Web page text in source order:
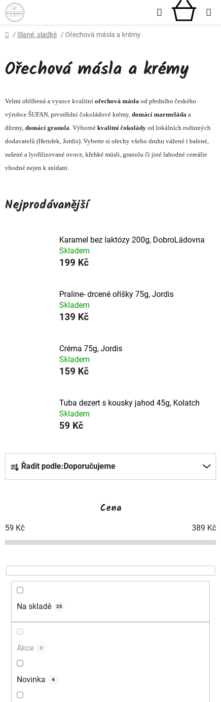
Přejít
na
obsah
Hledat
Domů
/ Slané, sladké / Ořechová másla a krémy
Ořechová másla a krémy
Velmi oblíbená a vysoce kvalitní ořechová másla od předního českého
výrobce ŠUFAN, prvotřídní čokoládové krémy, domácí marmeláda a
džemy, domácí granola. Výborné kvalitní čokolády od lokálních rodinných
dodavatelů (Herufek, Jordis). Vyberte si ořechy všeho druhu vážené i balené,
sušené a lyofilizované ovoce, křehké müsli, granolu či jiné lahodné cereálie
vhodné nejen k snídani.
Nejprodávanější
Karamel bez laktózy 200g, DobroLádovna
Skladem
199 Kč
Praline- drcené oříšky 75g, Jordis
Skladem
139 Kč
Créma 75g, Jordis
Skladem
159 Kč
Tuba dezert s kousky jahod 45g, Kolatch
Skladem
59 Kč
Ř
a
e
n
p
Řadit podle: Doporučujeme
Cena
59 Kč 389 Kč
Na skladě 25
Akce 0
Novinka 4